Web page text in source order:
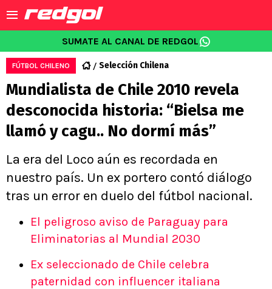
SUMATE AL CANAL DE REDGOL
FÚTBOL CHILENO Selección Chilena
Mundialista de Chile 2010 revela
desconocida historia: “Bielsa me
llamó y cagu.. No dormí más”
La era del Loco aún es recordada en
nuestro país. Un ex portero contó diálogo
tras un error en duelo del fútbol nacional.
El peligroso aviso de Paraguay para
Eliminatorias al Mundial 2030
Ex seleccionado de Chile celebra
paternidad con influencer italiana